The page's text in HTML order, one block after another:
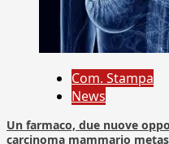
Com. Stampa
News
Un farmaco, due nuove
carcinoma mammario